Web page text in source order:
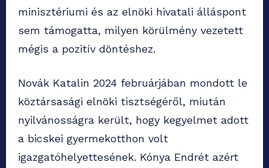
minisztériumi és az elnöki hivatali álláspont
sem támogatta, milyen körülmény vezetett
mégis a pozitív döntéshez.
Novák Katalin 2024 februárjában mondott le
köztársasági elnöki tisztségéről, miután
nyilvánosságra került, hogy kegyelmet adott
a bicskei gyermekotthon volt
igazgatóhelyettesének. Kónya Endrét azért